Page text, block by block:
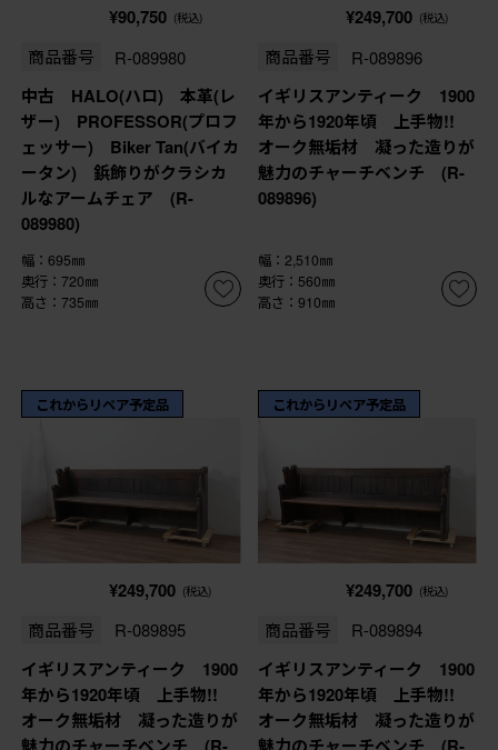
¥90,750 (税込)
商品番号 R-089980
中古 HALO(ハロ) 本革(レ
ザー) PROFESSOR(プロフ
ェッサー) Biker Tan(バイカ
ータン) 鋲飾りがクラシカ
ルなアームチェア (R-
089980)
幅：695㎜
奥行：720㎜
高さ：735㎜
¥249,700 (税込)
商品番号 R-089896
イギリスアンティーク 1900
年から1920年頃 上手物!!
オーク無垢材 凝った造りが
魅力のチャーチベンチ (R-
089896)
幅：2,510㎜
奥行：560㎜
高さ：910㎜
これからリペア予定品
¥249,700 (税込)
商品番号 R-089895
イギリスアンティーク 1900
年から1920年頃 上手物!!
オーク無垢材 凝った造りが
これからリペア予定品
¥249,700 (税込)
商品番号 R-089894
イギリスアンティーク 1900
年から1920年頃 上手物!!
オーク無垢材 凝った造りが